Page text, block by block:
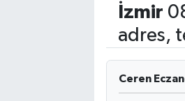
İzmir
adres,
Ceren